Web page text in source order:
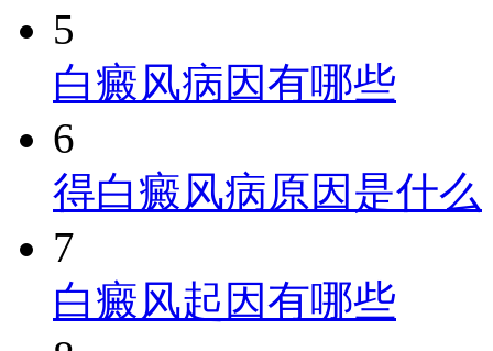
5
白癜风病因有哪些
6
得白癜风病原因是什么
7
白癜风起因有哪些